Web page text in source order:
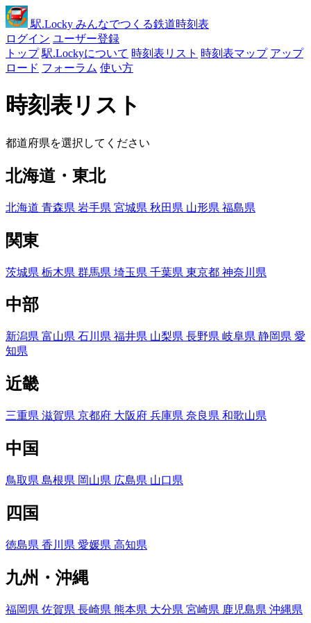
駅.Locky みんなでつくる鉄道時刻表
ログイン ユーザー登録
トップ 駅.Lockyについて 時刻表リスト 時刻表マップ アップ
ロード フォーラム 使い方
時刻表リスト
都道府県を選択してください
北海道・東北
北海道 青森県 岩手県 宮城県 秋田県 山形県 福島県
関東
茨城県 栃木県 群馬県 埼玉県 千葉県 東京都 神奈川県
中部
新潟県 富山県 石川県 福井県 山梨県 長野県 岐阜県 静岡県 愛
知県
近畿
三重県 滋賀県 京都府 大阪府 兵庫県 奈良県 和歌山県
中国
鳥取県 島根県 岡山県 広島県 山口県
四国
徳島県 香川県 愛媛県 高知県
九州・沖縄
福岡県 佐賀県 長崎県 熊本県 大分県 宮崎県 鹿児島県 沖縄県